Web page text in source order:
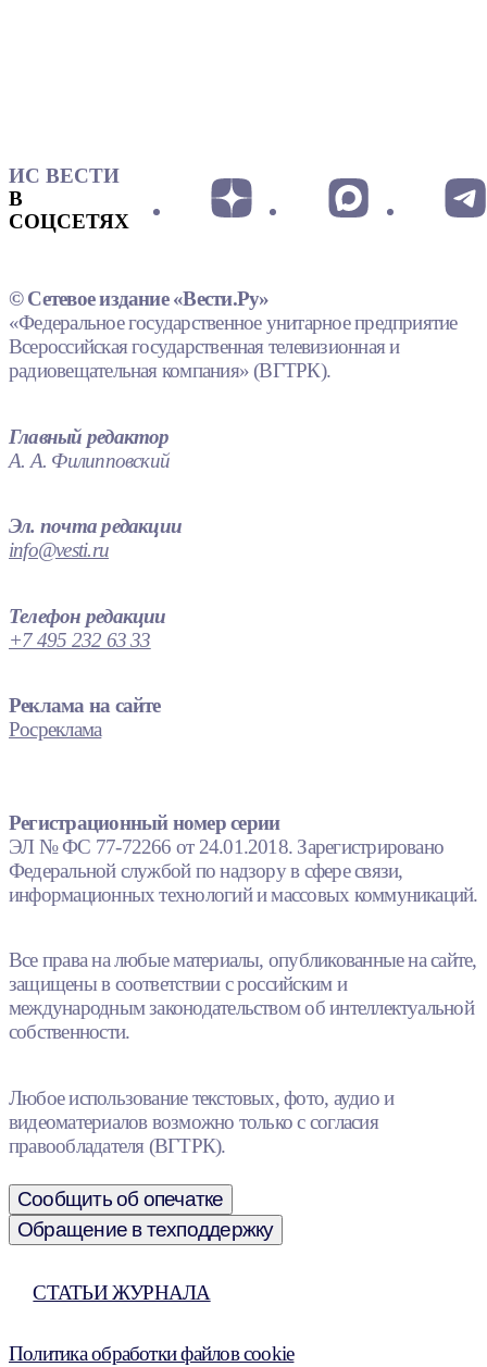
ИС ВЕСТИ
В
СОЦСЕТЯХ
© Сетевое издание «Вести.Ру»
«Федеральное государственное унитарное предприятие
Всероссийская государственная телевизионная и
радиовещательная компания» (ВГТРК).
Главный редактор
А. А. Филипповский
Эл. почта редакции
info@vesti.ru
Телефон редакции
+7 495 232 63 33
Реклама на сайте
Росреклама
Регистрационный номер серии
ЭЛ № ФС 77-72266 от 24.01.2018. Зарегистрировано
Федеральной службой по надзору в сфере связи,
информационных технологий и массовых коммуникаций.
Все права на любые материалы, опубликованные на сайте,
защищены в соответствии с российским и
международным законодательством об интеллектуальной
собственности.
Любое использование текстовых, фото, аудио и
видеоматериалов возможно только с согласия
правообладателя (ВГТРК).
Сообщить об опечатке
Обращение в техподдержку
СТАТЬИ ЖУРНАЛА
Политика обработки файлов cookie